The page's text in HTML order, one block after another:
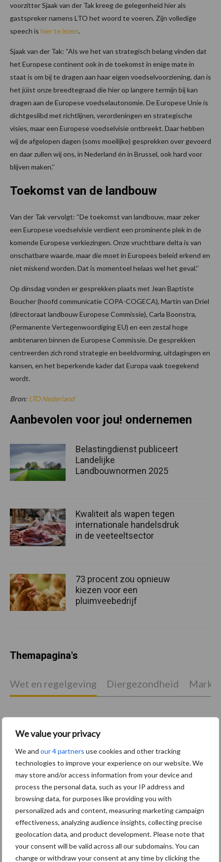
We value your privacy
We and our 4 partners use cookies and other tracking
technologies to improve your experience on our website. We
may store and/or access information from your device and
process the personal data, such as your IP address and
browsing data, for purposes like providing you with
personalized ads and content, measuring marketing campaign
effectiveness, analyzing audience insights, collecting precise
geolocation data, and product development. Please note that
your consent will be valid across all our subdomains. You can
change or withdraw your consent at any time by clicking the
voorzitter Sjaak van der Tak kreeg de gelegenheid hier als
gastspreker namens LTO het woord te voeren. Zijn volledige
speech is hier te lezen.
Sjaak van der Tak: “Als we het van strategisch belang vinden dat
het Europese continent ook in de toekomst in enige mate in
staat is om bij te dragen aan haar eigen voedselvoorziening, dan is
het júist onze breedtegraad die hier op langere termijn bij kan
dragen aan de Europese voedselautonomie. De Europese Unie is
dichtgeslibd met richtlijnen, verordeningen en strategische
visies, maar een Europese voedselvisie ontbreekt. Daar hebben
wij de afgelopen dagen (soms moeilijke) gesprekken over gevoerd
en daar zullen wij ons, in Nederland én in Brussel, ook hard voor
blijven maken.’’
Toekomst van de landbouw
Van der Tak vervolgt: “De toekomst van landbouw, maar zeker
een Europese voedselvisie verdient een prominente plek in de
komende Europese verkiezingen. Onze vruchtbare delta is van
onschatbare waarde, maar die moet in Europees beleid erkend en
niet miskend worden. Dat is momenteel helaas wel het geval.’’
Op dinsdag vonden er gesprekken plaats met Jean Baptiste
Boucher (hoofd communicatie COPA-COGECA), Martin van Driel
(directoraat landbouw Europese Commissie), Carla Boonstra,
(Permanente Vertegenwoordiging EU) en een zestal hoge
ambtenaren binnen de Europese Commissie. De gesprekken
centreerden zich rond strategie en beeldvorming, uitdagingen en
kansen, en het beperkende kader dat Europa vaak toegekend
wordt.
Bron: LTO Nederland
Primaire
Recent nieuws Partner nieuws
Aanbevolen voor jou! ondernemen
Belastingdienst publiceert
Landelijke
Landbouwnormen 2025
Kwaliteit als wapen tegen
internationale handelsdruk
in de veeteeltsector
73 procent zou opnieuw
kiezen voor een
pluimveebedrijf
Themapagina's
Wet en regelgeving Diergezondheid
Toon meer